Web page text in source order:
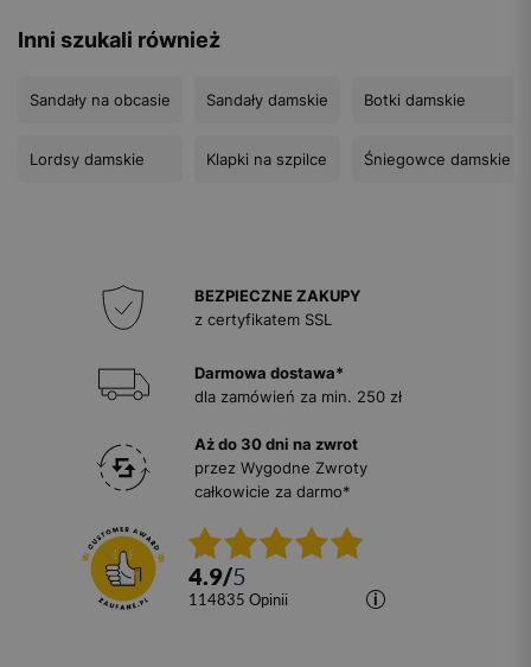
Inni szukali również
Sandały na obcasie
Lordsy damskie
Sandały damskie
Klapki na szpilce
Botki damskie
Śniegowce damskie
BEZPIECZNE ZAKUPY
z certyfikatem SSL
Darmowa dostawa*
dla zamówień za min. 250 zł
Aż do 30 dni na zwrot
przez Wygodne Zwroty
całkowicie za darmo*
4.9/5
114835 opinii